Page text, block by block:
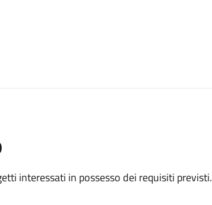
interessati in possesso dei requisiti previsti.